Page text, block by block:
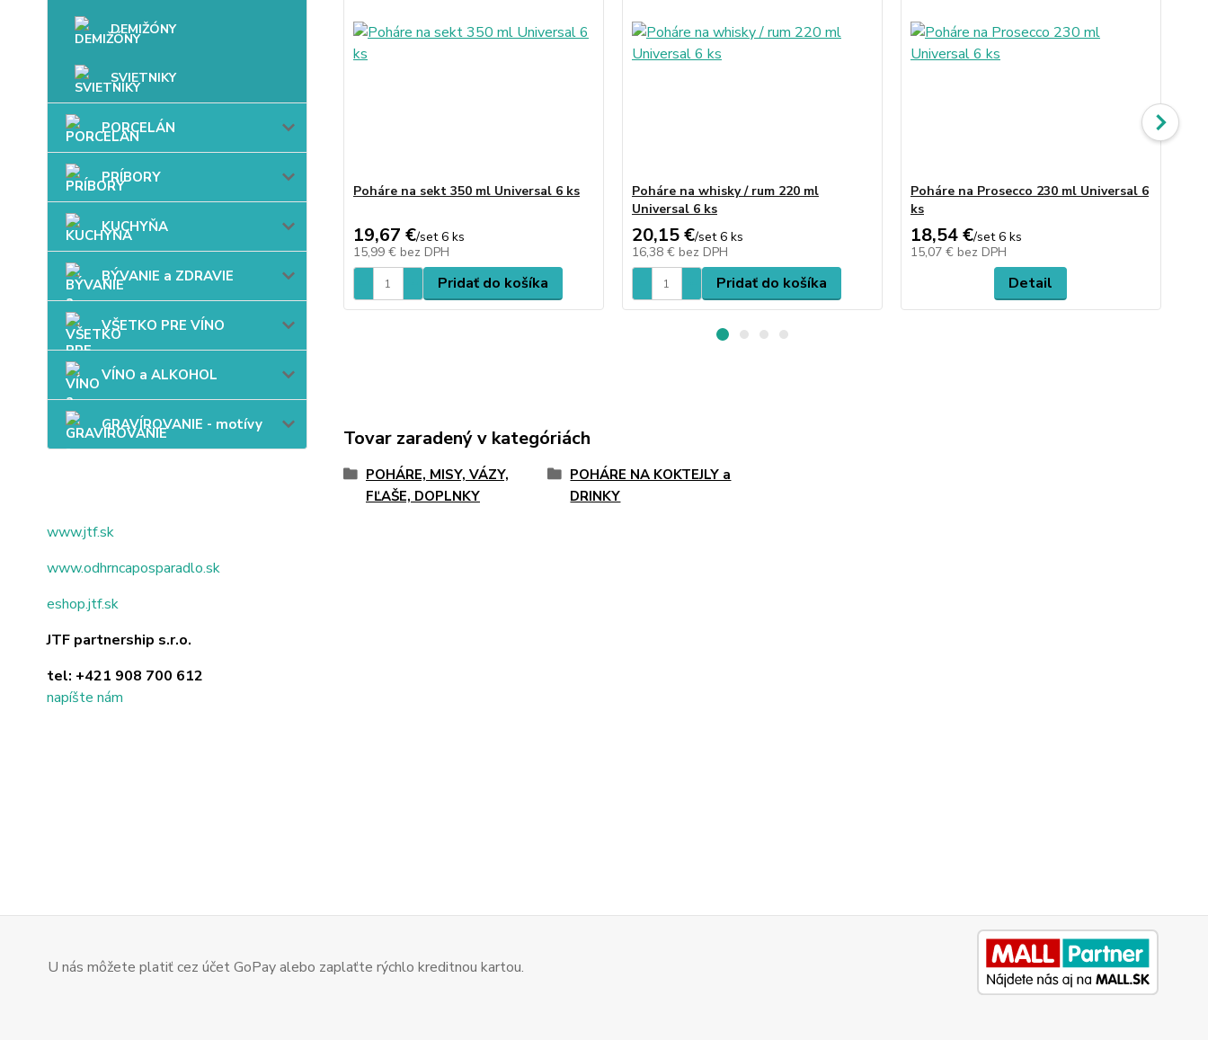
DEMIŽÓNY
SVIETNIKY
PORCELÁN
PRÍBORY
KUCHYŇA
BÝVANIE a ZDRAVIE
VŠETKO PRE VÍNO
VÍNO a ALKOHOL
GRAVÍROVANIE - motívy
www.jtf.sk
www.odhrncaposparadlo.sk
eshop.jtf.sk
JTF partnership s.r.o.
tel: +421 908 700 612
napíšte nám
Poháre na sekt 350 ml Universal 6 ks
19,67 €/set 6 ks
15,99 € bez DPH
Pridať do košíka
Poháre na whisky / rum 220 ml
Universal 6 ks
20,15 €/set 6 ks
16,38 € bez DPH
Pridať do košíka
Poháre na Prosecco 230 ml Universal 6
ks
18,54 €/set 6 ks
15,07 € bez DPH
Detail
Tovar zaradený v kategóriách
POHÁRE, MISY, VÁZY,
FĽAŠE, DOPLNKY
POHÁRE NA KOKTEJLY a
DRINKY
U nás môžete platiť cez účet GoPay alebo zaplaťte rýchlo kreditnou kartou.